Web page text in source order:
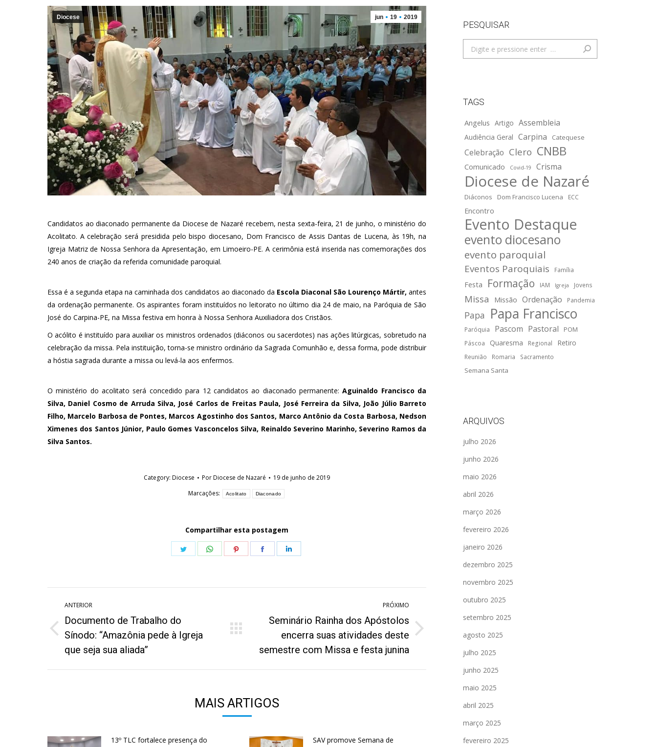
jun 19 2019
Diocese
Candidatos ao diaconado permanente da Diocese de Nazaré recebem, nesta sexta-feira, 21 de junho, o ministério do
Acolitato. A celebração será presidida pelo bispo diocesano, Dom Francisco de Assis Dantas de Lucena, às 19h, na
Igreja Matriz de Nossa Senhora da Apresentação, em Limoeiro-PE. A cerimônia está inserida nas comemorações dos
240 anos de criação da referida comunidade paroquial.
Essa é a segunda etapa na caminhada dos candidatos ao diaconado da Escola Diaconal São Lourenço Mártir, antes
da ordenação permanente. Os aspirantes foram instituídos no leitorato no último dia 24 de maio, na Paróquia de São
José do Carpina-PE, na Missa festiva em honra à Nossa Senhora Auxiliadora dos Cristãos.
O acólito é instituído para auxiliar os ministros ordenados (diáconos ou sacerdotes) nas ações litúrgicas, sobretudo na
celebração da missa. Pela instituição, torna-se ministro ordinário da Sagrada Comunhão e, dessa forma, pode distribuir
a hóstia sagrada durante a missa ou levá-la aos enfermos.
O ministério do acolitato será concedido para 12 candidatos ao diaconado permanente:Aguinaldo Francisco da
Silva, Daniel Cosmo de Arruda Silva, José Carlos de Freitas Paula, José Ferreira da Silva, João Júlio Barreto
Filho, Marcelo Barbosa de Pontes, Marcos Agostinho dos Santos, Marco Antônio da Costa Barbosa, Nedson
Ximenes dos Santos Júnior, Paulo Gomes Vasconcelos Silva, Reinaldo Severino Marinho, Severino Ramos da
Silva Santos.
Category: Diocese PorDiocese de Nazaré
19 de junho de 2019
Marcações:
Acolitato Diaconado
Compartilhar esta postagem
Share Share
Share
Share
de
post:
ANTERIOR
Post
anterior:
Documento de Trabalho do
Sínodo: “Amazônia pede à Igreja
que seja sua aliada”
PRÓXIMO
Próximo
post:
Seminário Rainha dos Apóstolos
encerra suas atividades deste
semestre com Missa e festa junina
MAIS ARTIGOS
13º TLC fortalece presença do
SAV promove Semana de
PESQUISAR
Search:
TAGS
Angelus Artigo Assembleia
Audiência Geral Carpina Catequese
Celebração Clero CNBB
Comunicado Covid-19 Crisma
Diocese de Nazaré
Diáconos Dom Francisco Lucena ECC
Encontro
Evento Destaque
evento diocesano
evento paroquial
Eventos Paroquiais Família
Festa Formação IAM Igreja Jovens
Missa Missão Ordenação Pandemia
Papa Papa Francisco
Paróquia Pascom Pastoral POM
Páscoa Quaresma Regional Retiro
Reunião Romaria Sacramento
Semana Santa
ARQUIVOS
julho 2026
junho 2026
maio 2026
abril 2026
março 2026
fevereiro 2026
janeiro 2026
dezembro 2025
novembro 2025
outubro 2025
setembro 2025
agosto 2025
julho 2025
junho 2025
maio 2025
abril 2025
março 2025
fevereiro 2025